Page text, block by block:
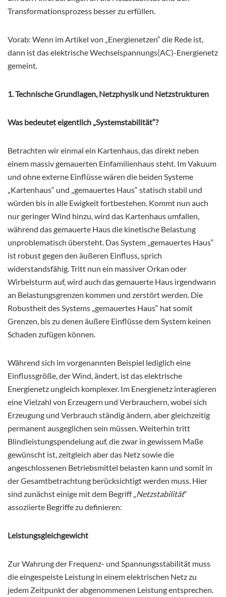
Transformationsprozess besser zu erfüllen.
Vorab: Wenn im Artikel von „Energienetzen“ die Rede ist,
dann ist das elektrische Wechselspannungs(AC)-Energienetz
gemeint.
1. Technische Grundlagen, Netzphysik und Netzstrukturen
Was bedeutet eigentlich „Systemstabilität“?
Betrachten wir einmal ein Kartenhaus, das direkt neben
einem massiv gemauerten Einfamilienhaus steht. Im Vakuum
und ohne externe Einflüsse wären die beiden Systeme
„Kartenhaus“ und „gemauertes Haus“ statisch stabil und
würden bis in alle Ewigkeit fortbestehen. Kommt nun auch
nur geringer Wind hinzu, wird das Kartenhaus umfallen,
während das gemauerte Haus die kinetische Belastung
unproblematisch übersteht. Das System „gemauertes Haus“
ist robust gegen den äußeren Einfluss, sprich
widerstandsfähig. Tritt nun ein massiver Orkan oder
Wirbelsturm auf, wird auch das gemauerte Haus irgendwann
an Belastungsgrenzen kommen und zerstört werden. Die
Robustheit des Systems „gemauertes Haus“ hat somit
Grenzen, bis zu denen äußere Einflüsse dem System keinen
Schaden zufügen können.
Während sich im vorgenannten Beispiel lediglich eine
Einflussgröße, der Wind, ändert, ist das elektrische
Energienetz ungleich komplexer. Im Energienetz interagieren
eine Vielzahl von Erzeugern und Verbrauchern, wobei sich
Erzeugung und Verbrauch ständig ändern, aber gleichzeitig
permanent ausgeglichen sein müssen. Weiterhin tritt
Blindleistungspendelung auf, die zwar in gewissem Maße
gewünscht ist, zeitgleich aber das Netz sowie die
angeschlossenen Betriebsmittel belasten kann und somit in
der Gesamtbetrachtung berücksichtigt werden muss. Hier
sind zunächst einige mit dem Begriff „ Netzstabilität“
assoziierte Begriffe zu definieren:
Leistungsgleichgewicht
Zur Wahrung der Frequenz- und Spannungsstabilität muss
die eingespeiste Leistung in einem elektrischen Netz zu
jedem Zeitpunkt der abgenommenen Leistung entsprechen.